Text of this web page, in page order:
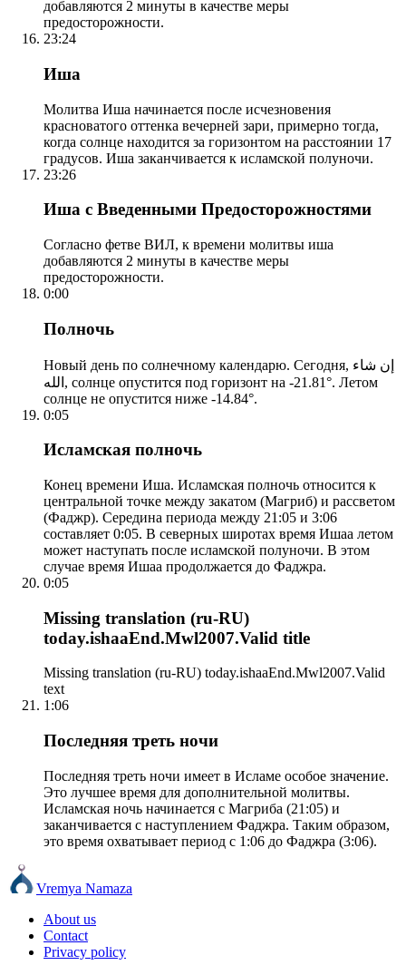
добавляются 2 минуты в качестве меры
предосторожности.
23:24
Иша
Молитва Иша начинается после исчезновения
красноватого оттенка вечерней зари, примерно тогда,
когда солнце находится за горизонтом на расстоянии 17
градусов. Иша заканчивается к исламской полуночи.
23:26
Иша с Введенными Предосторожностями
Согласно фетве ВИЛ, к времени молитвы иша
добавляются 2 минуты в качестве меры
предосторожности.
0:00
Полночь
Новый день по солнечному календарю. Сегодня, إن شاء
الله, солнце опустится под горизонт на -21.81°. Летом
солнце не опустится ниже -14.84°.
0:05
Исламская полночь
Конец времени Иша. Исламская полночь относится к
центральной точке между закатом (Магриб) и рассветом
(Фаджр). Середина периода между 21:05 и 3:06
составляет 0:05. В северных широтах время Ишаа летом
может наступать после исламской полуночи. В этом
случае время Ишаа продолжается до Фаджра.
0:05
Missing translation (ru-RU)
today.ishaaEnd.Mwl2007.Valid title
Missing translation (ru-RU) today.ishaaEnd.Mwl2007.Valid
text
1:06
Последняя треть ночи
Последняя треть ночи имеет в Исламе особое значение.
Это лучшее время для дополнительной молитвы.
Исламская ночь начинается с Магриба (21:05) и
заканчивается с наступлением Фаджра. Таким образом,
это время охватывает период с 1:06 до Фаджра (3:06).
Vremya Namaza
About us
Contact
Privacy policy